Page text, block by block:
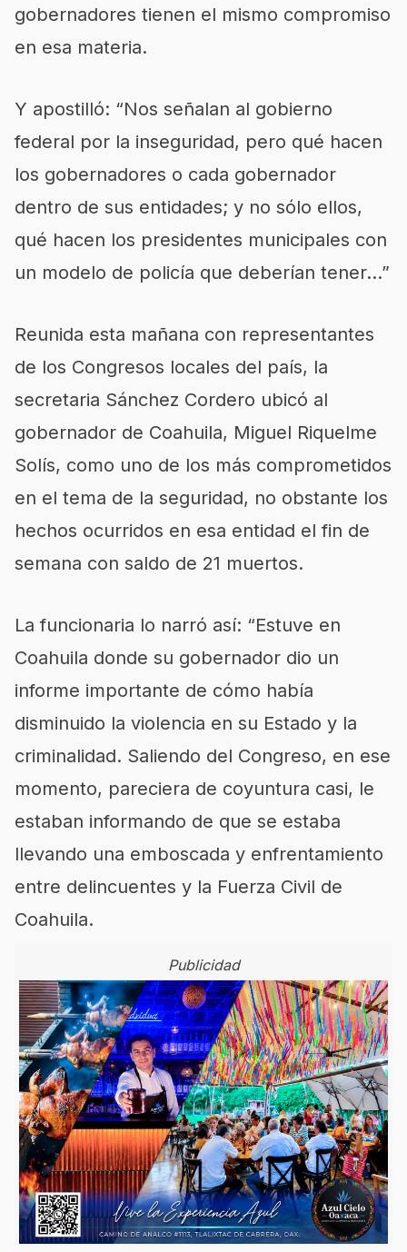
gobernadores tienen el mismo compromiso
en esa materia.
Y apostilló: “Nos señalan al gobierno
federal por la inseguridad, pero qué hacen
los gobernadores o cada gobernador
dentro de sus entidades; y no sólo ellos,
qué hacen los presidentes municipales con
un modelo de policía que deberían tener…”
Reunida esta mañana con representantes
de los Congresos locales del país, la
secretaria Sánchez Cordero ubicó al
gobernador de Coahuila, Miguel Riquelme
Solís, como uno de los más comprometidos
en el tema de la seguridad, no obstante los
hechos ocurridos en esa entidad el fin de
semana con saldo de 21 muertos.
La funcionaria lo narró así: “Estuve en
Coahuila donde su gobernador dio un
informe importante de cómo había
disminuido la violencia en su Estado y la
criminalidad. Saliendo del Congreso, en ese
momento, pareciera de coyuntura casi, le
estaban informando de que se estaba
llevando una emboscada y enfrentamiento
entre delincuentes y la Fuerza Civil de
Coahuila.
Publicidad